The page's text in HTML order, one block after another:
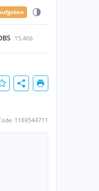
15.466
1169544711